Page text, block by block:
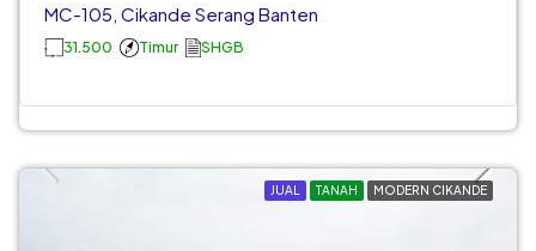
MC-105, Cikande Serang Banten
31.500 Timur SHGB
JUAL TANAH MODERN CIKANDE